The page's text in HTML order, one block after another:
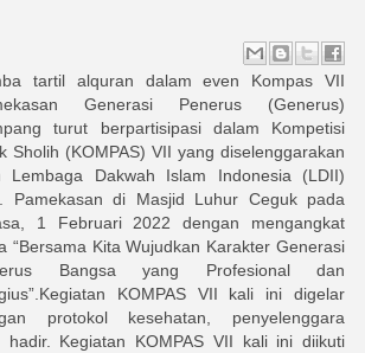
tartil alquran dalam even Kompas VII
Generasi Penerus (Generus)
turut berpartisipasi dalam Kompetisi
Sholih (KOMPAS) VII yang diselenggarakan
Lembaga Dakwah Islam Indonesia (LDII)
Pamekasan di Masjid Luhur Ceguk pada
1 Februari 2022 dengan mengangkat
“Bersama Kita Wujudkan Karakter Generasi
Bangsa yang Profesional dan
KOMPAS VII kali ini digelar
protokol kesehatan, penyelenggara
Kegiatan KOMPAS VII kali ini diikuti